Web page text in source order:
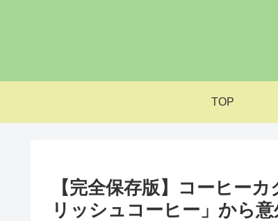
TOP
【完全保存版】コーヒー
リッシュコーヒー」から